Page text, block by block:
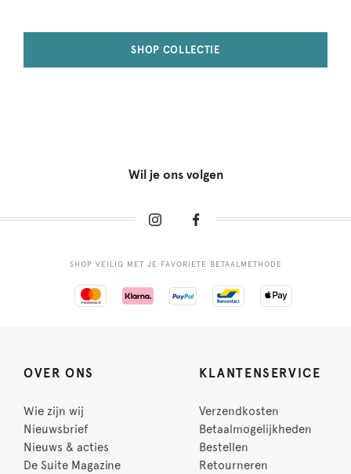
SHOP COLLECTIE
Wil je ons volgen
SHOP VEILIG MET JE FAVORIETE BETAALMETHODE
OVER ONS
Wie zijn wij
Nieuwsbrief
Nieuws & acties
De Suite Magazine
KLANTENSERVICE
Verzendkosten
Betaalmogelijkheden
Bestellen
Retourneren